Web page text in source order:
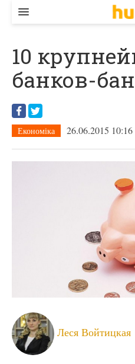
ЕКОНОМІКА
БІЗНЕС
СТАРТЕР
КОНТАКТИ
10
банков-
Економіка 26.06.2015 10:16
Леся Войтицкая